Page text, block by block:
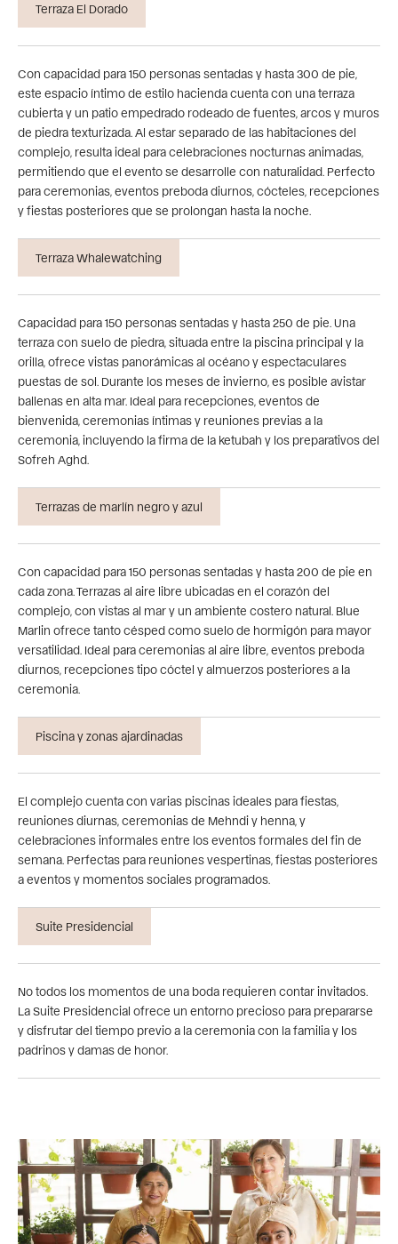
Terraza El Dorado
Con capacidad para 150 personas sentadas y hasta 300 de pie,
este espacio íntimo de estilo hacienda cuenta con una terraza
cubierta y un patio empedrado rodeado de fuentes, arcos y muros
de piedra texturizada. Al estar separado de las habitaciones del
complejo, resulta ideal para celebraciones nocturnas animadas,
permitiendo que el evento se desarrolle con naturalidad. Perfecto
para ceremonias, eventos preboda diurnos, cócteles, recepciones
y fiestas posteriores que se prolongan hasta la noche.
Terraza Whalewatching
Capacidad para 150 personas sentadas y hasta 250 de pie. Una
terraza con suelo de piedra, situada entre la piscina principal y la
orilla, ofrece vistas panorámicas al océano y espectaculares
puestas de sol. Durante los meses de invierno, es posible avistar
ballenas en alta mar. Ideal para recepciones, eventos de
bienvenida, ceremonias íntimas y reuniones previas a la
ceremonia, incluyendo la firma de la ketubah y los preparativos del
Sofreh Aghd.
Terrazas de marlín negro y azul
Con capacidad para 150 personas sentadas y hasta 200 de pie en
cada zona. Terrazas al aire libre ubicadas en el corazón del
complejo, con vistas al mar y un ambiente costero natural. Blue
Marlin ofrece tanto césped como suelo de hormigón para mayor
versatilidad. Ideal para ceremonias al aire libre, eventos preboda
diurnos, recepciones tipo cóctel y almuerzos posteriores a la
ceremonia.
Piscina y zonas ajardinadas
El complejo cuenta con varias piscinas ideales para fiestas,
reuniones diurnas, ceremonias de Mehndi y henna, y
celebraciones informales entre los eventos formales del fin de
semana. Perfectas para reuniones vespertinas, fiestas posteriores
a eventos y momentos sociales programados.
Suite Presidencial
No todos los momentos de una boda requieren contar invitados.
La Suite Presidencial ofrece un entorno precioso para prepararse
y disfrutar del tiempo previo a la ceremonia con la familia y los
padrinos y damas de honor.